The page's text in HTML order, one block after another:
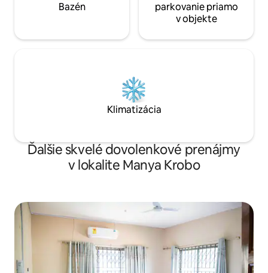
Bazén
parkovanie priamo
v objekte
Klimatizácia
Ďalšie skvelé dovolenkové prenájmy
v lokalite Manya Krobo